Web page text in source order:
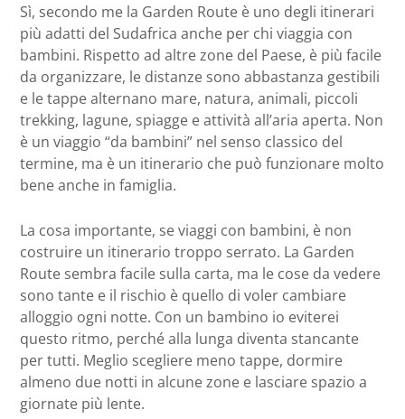
Sì, secondo me la Garden Route è uno degli itinerari
più adatti del Sudafrica anche per chi viaggia con
bambini. Rispetto ad altre zone del Paese, è più facile
da organizzare, le distanze sono abbastanza gestibili
e le tappe alternano mare, natura, animali, piccoli
trekking, lagune, spiagge e attività all’aria aperta. Non
è un viaggio “da bambini” nel senso classico del
termine, ma è un itinerario che può funzionare molto
bene anche in famiglia.
La cosa importante, se viaggi con bambini, è non
costruire un itinerario troppo serrato. La Garden
Route sembra facile sulla carta, ma le cose da vedere
sono tante e il rischio è quello di voler cambiare
alloggio ogni notte. Con un bambino io eviterei
questo ritmo, perché alla lunga diventa stancante
per tutti. Meglio scegliere meno tappe, dormire
almeno due notti in alcune zone e lasciare spazio a
giornate più lente.